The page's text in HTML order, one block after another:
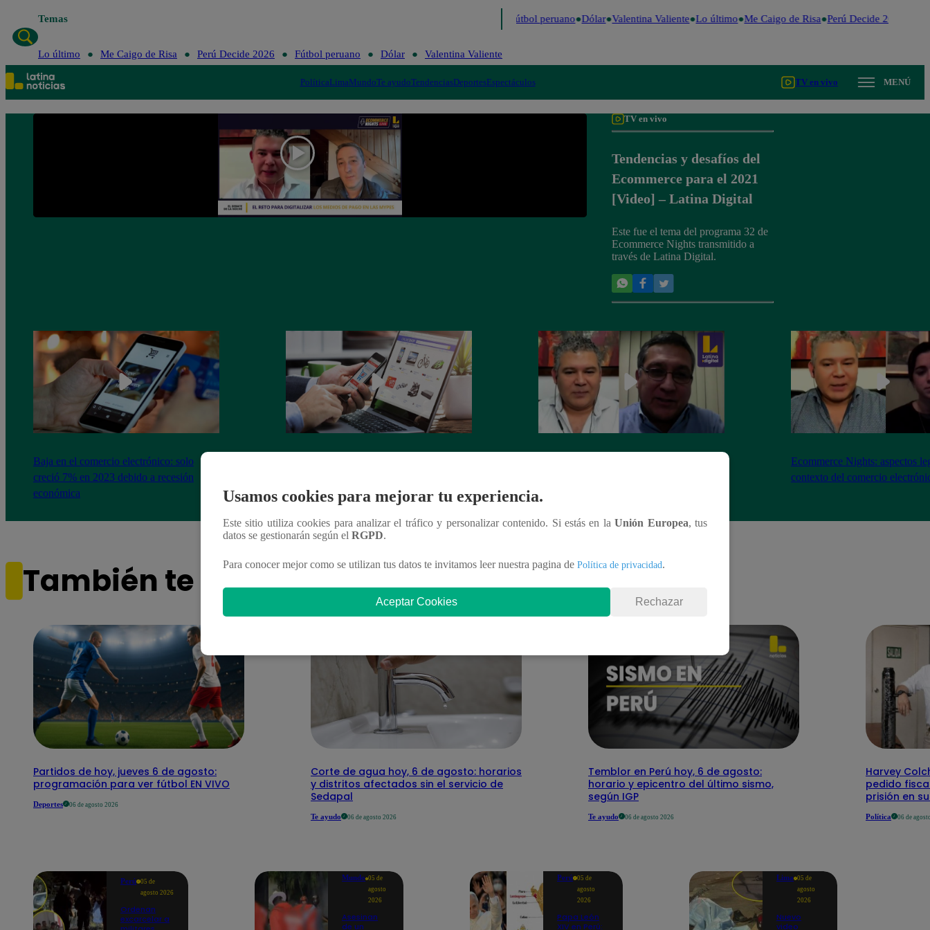
Temas Fútbol peruano Dólar Valentina Valiente Lo último Me Caigo de Risa Perú Decide 2026
Lo último Me Caigo de Risa Perú Decide 2026 Fútbol peruano Dólar Valentina Valiente
PolíticaLimaMundoTe ayudoTendenciasDeportesEspectáculos TV en vivo MENÚ
TV en vivo
Tendencias y desafíos del
Ecommerce para el 2021
[Video] – Latina Digital
Este fue el tema del programa 32 de
Ecommerce Nights transmitido a
través de Latina Digital.
Baja en el comercio electrónico: solo
creció 7% en 2023 debido a recesión
económica
Ecommerce Nights: aspectos
contexto del comercio
También te puede interesar
Partidos de hoy, jueves 6 de agosto:
programación para ver fútbol EN VIVO
Deportes 06 de agosto 2026
Corte de agua hoy, 6 de agosto: horarios
y distritos afectados sin el servicio de
Sedapal
Te ayudo 06 de agosto 2026
Temblor en Perú hoy, 6 de agosto:
horario y epicentro del último sismo,
según IGP
Te ayudo 06 de agosto 2026
Harvey
pedido
prisión en
Política 06 de
Perú
05 de
agosto 2026
Ordenan
excarcelar a
Mundo 05 de
agosto
2026
Asesinan
de un
Perú 05 de
agosto
2026
Papa León
XIV en Perú:
Lima 05 de
agosto
2026
Nuevo
video
Usamos cookies para mejorar tu experiencia.
Este sitio utiliza cookies para analizar el tráfico y personalizar contenido. Si estás en laUnión Europea, tus
datos se gestionarán según el RGPD.
Para conocer mejor como se utilizan tus datos te invitamos leer nuestra pagina de Política de privacidad.
Aceptar Cookies Rechazar